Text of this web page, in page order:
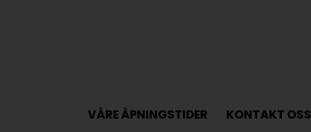
VÅRE ÅPNINGSTIDER KONTAKT OSS